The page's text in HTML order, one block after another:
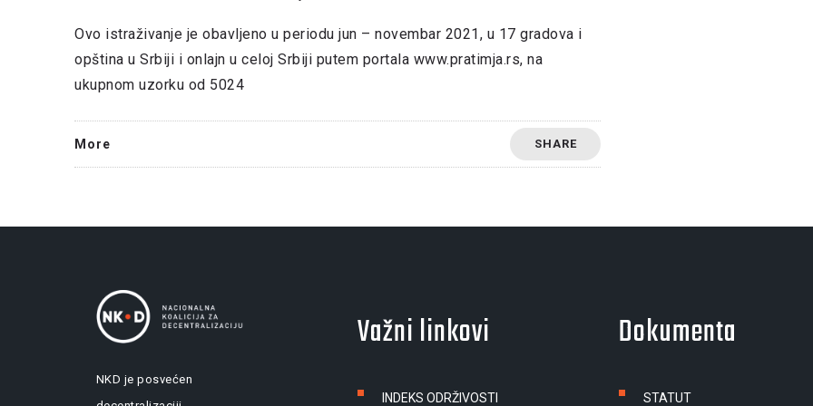
Ovo istraživanje je obavljeno u periodu jun – novembar 2021, u 17 gradova i
opština u Srbiji i onlajn u celoj Srbiji putem portala www.pratimja.rs, na
ukupnom uzorku od 5024
More SHARE
NKD je posvećen
Važni linkovi
INDEKS ODRŽIVOSTI
Dokumenta
STATUT